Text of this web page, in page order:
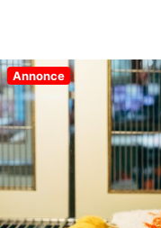
Annonce